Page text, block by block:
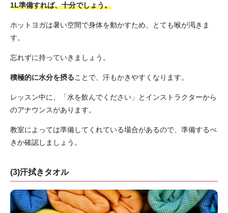
1L準備すれば、十分でしょう。
ホットヨガは暑い空間で身体を動かすため、とても喉が渇きま
す。
忘れずに持っていきましょう。
積極的に水分を摂ることで、汗もかきやすくなります。
レッスン中に、「水を飲んでください」とインストラクターから
のアナウンスがあります。
教室によっては準備してくれている場合があるので、準備するべ
きか確認しましょう。
(3)汗拭きタオル